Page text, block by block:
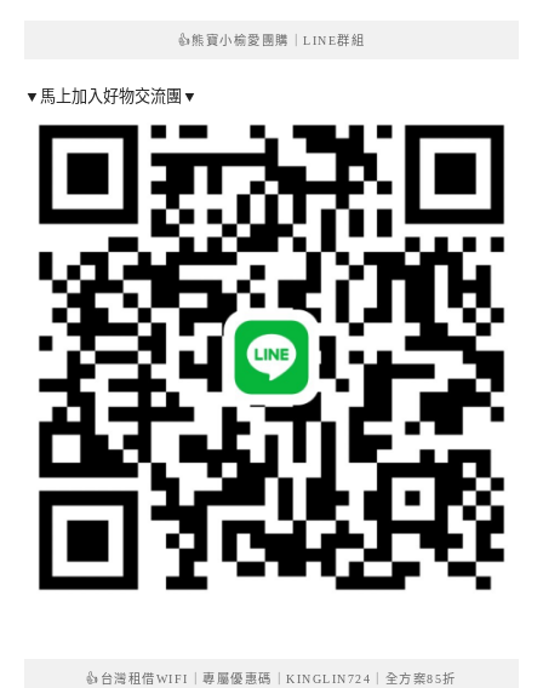
👍熊寶小榆愛團購｜LINE群組
▼馬上加入好物交流團▼
👍台灣租借WIFI｜專屬優惠碼｜KINGLIN724｜全方案85折